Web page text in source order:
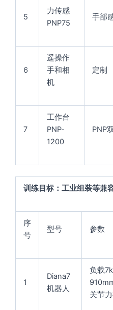
5
力传感
PNP75
手部
6
遥操作
手和相
机
定制
7
工作台
PNP-
1200
PNP
训练目标：工业组装等兼
序
号
型号 参数
1
Diana7
机器人
负载
关节